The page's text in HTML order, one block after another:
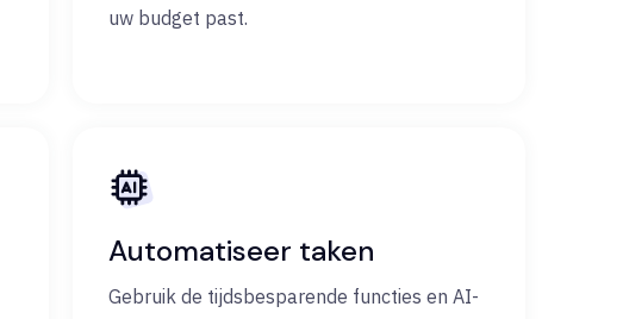
uw budget past.
Automatiseer taken
Gebruik de tijdsbesparende functies en AI-